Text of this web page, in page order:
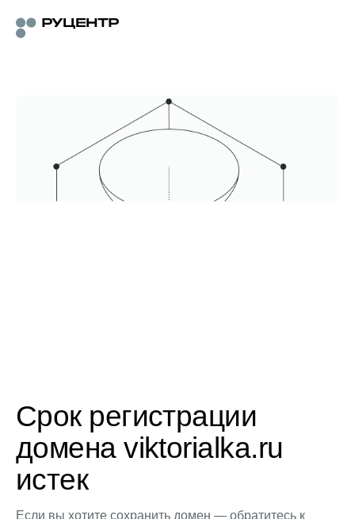
Срок регистрации
домена viktorialka.ru
истек
Если вы хотите сохранить домен — обратитесь к